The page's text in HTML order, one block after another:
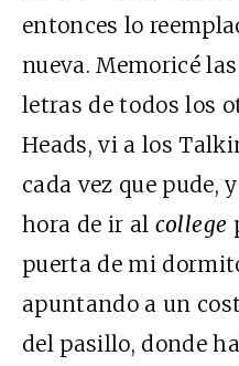
entonces lo
nueva. Memoricé
letras de todos los
Heads, vi a los
cada vez que pude,
hora de ir al college
puerta de mi
apuntando a un
del pasillo, donde